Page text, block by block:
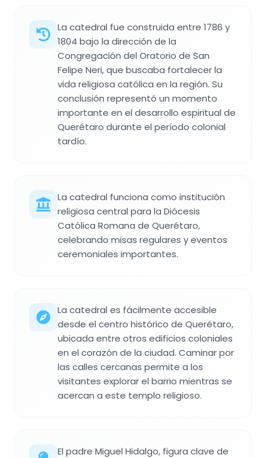
La catedral fue construida entre 1786 y
1804 bajo la dirección de la
Congregación del Oratorio de San
Felipe Neri, que buscaba fortalecer la
vida religiosa católica en la región. Su
conclusión representó un momento
importante en el desarrollo espiritual de
Querétaro durante el período colonial
tardío.
La catedral funciona como institución
religiosa central para la Diócesis
Católica Romana de Querétaro,
celebrando misas regulares y eventos
ceremoniales importantes.
La catedral es fácilmente accesible
desde el centro histórico de Querétaro,
ubicada entre otros edificios coloniales
en el corazón de la ciudad. Caminar por
las calles cercanas permite a los
visitantes explorar el barrio mientras se
acercan a este templo religioso.
El padre Miguel Hidalgo, figura clave de